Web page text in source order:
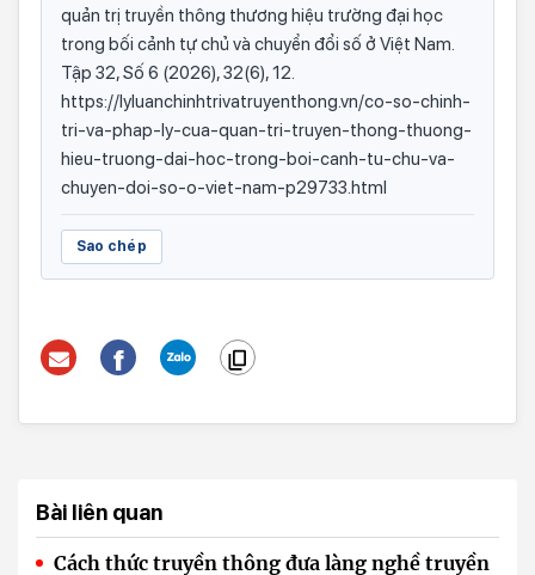
quản trị truyền thông thương hiệu trường đại học
trong bối cảnh tự chủ và chuyển đổi số ở Việt Nam.
Tập 32, Số 6 (2026), 32(6), 12.
https://lyluanchinhtrivatruyenthong.vn/co-so-chinh-
tri-va-phap-ly-cua-quan-tri-truyen-thong-thuong-
hieu-truong-dai-hoc-trong-boi-canh-tu-chu-va-
chuyen-doi-so-o-viet-nam-p29733.html
Sao chép
Bài liên quan
Cách thức truyền thông đưa làng nghề truyền